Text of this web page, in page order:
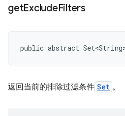
getExcludeFilters
public abstract
返回当前的排除过滤条件 Set 。